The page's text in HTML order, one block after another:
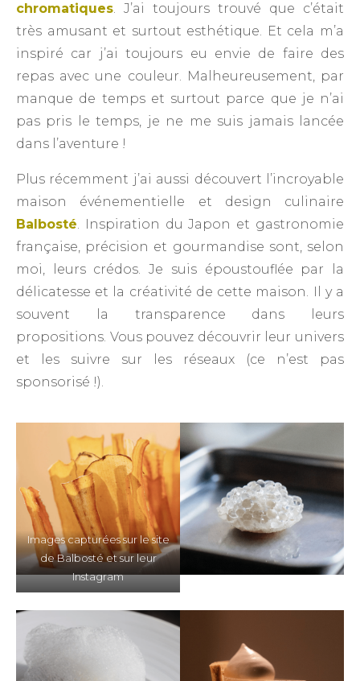
chromatiques. J’ai toujours trouvé que c’était
très amusant et surtout esthétique. Et cela m’a
inspiré car j’ai toujours eu envie de faire des
repas avec une couleur. Malheureusement, par
manque de temps et surtout parce que je n’ai
pas pris le temps, je ne me suis jamais lancée
dans l’aventure !
Plus récemment j’ai aussi découvert l’incroyable
maison événementielle et design culinaire
Balbosté. Inspiration du Japon et gastronomie
française, précision et gourmandise sont, selon
moi, leurs crédos. Je suis époustouflée par la
délicatesse et la créativité de cette maison. Il y a
souvent la transparence dans leurs
propositions. Vous pouvez découvrir leur univers
et les suivre sur les réseaux (ce n’est pas
sponsorisé !).
Images capturées sur le site
de Balbosté et sur leur
Instagram